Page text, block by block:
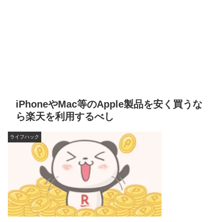
iPhoneやMac等のApple製品を安く買うな
ら楽天を利用するべし
ライフハック